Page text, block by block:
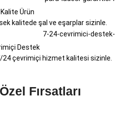
Ürün
kalitede şal ve eşarplar sizinle.
Destek
çevrimiçi hizmet kalitesi sizinle.
Fırsatları